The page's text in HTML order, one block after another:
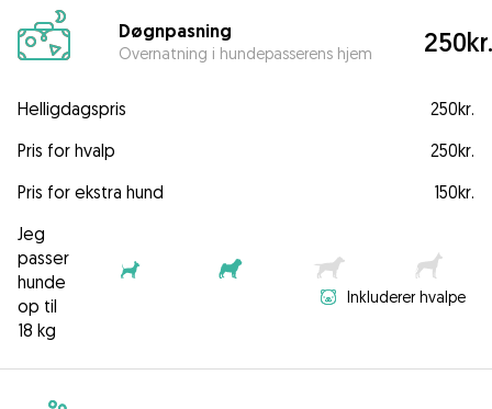
Døgnpasning
Overnatning i hundepasserens hjem 250kr.
Helligdagspris
250kr.
Pris for hvalp
250kr.
Pris for ekstra hund
150kr.
Jeg
passer
hunde
op til
18 kg
Inkluderer hvalpe